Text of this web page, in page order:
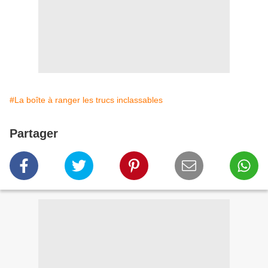
#La boîte à ranger les trucs inclassables
Partager